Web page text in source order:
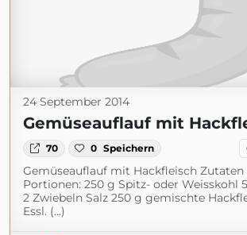
24 September 2014
Gemüseauflauf mit
70 0 Speichern
Gemüseauflauf mit Hackfleisch
Portionen: 250 g Spitz- oder Weisskohl
2 Zwiebeln Salz 250 g gemischte
Essl. (...)